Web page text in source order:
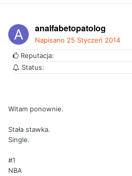
analfabetopatolog
Napisano 25 Styczeń 2014
Reputacja:
Status:
Witam ponownie.
Stała stawka.
Single.
#1
NBA